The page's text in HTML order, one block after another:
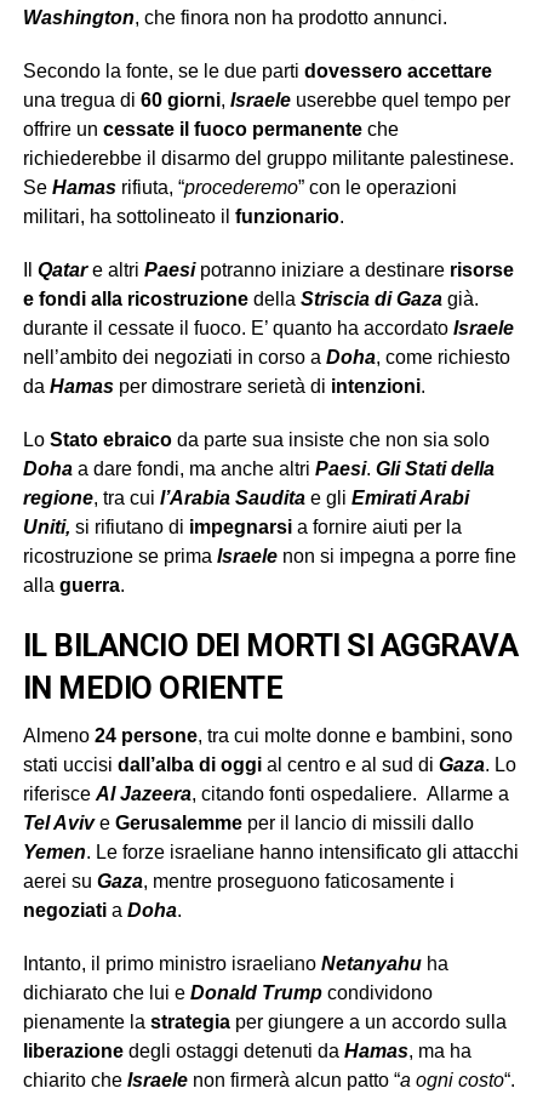
Washington, che finora non ha prodotto annunci.
Secondo la fonte, se le due parti dovessero accettare
una tregua di 60 giorni, Israeleuserebbe quel tempo per
offrire un cessate il fuoco permanenteche
richiederebbe il disarmo del gruppo militante palestinese.
Se Hamasrifiuta, “procederemo” con le operazioni
militari, ha sottolineato il funzionario.
Qatare altri Paesipotranno iniziare a destinare risorse
e fondi alla ricostruzionedella Striscia di Gazagià.
durante il cessate il fuoco. E’ quanto ha accordato Israele
nell’ambito dei negoziati in corso a Doha, come richiesto
da Hamasper dimostrare serietà di intenzioni.
Lo Stato ebraicoda parte sua insiste che non sia solo
Dohaa dare fondi, ma anche altri Paesi. Gli Stati della
regione, tra cui l’Arabia Sauditae gli Emirati Arabi
Uniti, si rifiutano di impegnarsia fornire aiuti per la
ricostruzione se prima Israelenon si impegna a porre fine
alla guerra.
IL BILANCIO DEI MORTI SI AGGRAVA
IN MEDIO ORIENTE
Almeno 24 persone, tra cui molte donne e bambini, sono
stati uccisi dall’alba di oggial centro e al sud di Gaza. Lo
riferisce Al Jazeera, citando fonti ospedaliere. Allarme a
Tel Aviv e Gerusalemmeper il lancio di missili dallo
Yemen. Le forze israeliane hanno intensificato gli attacchi
aerei su Gaza, mentre proseguono faticosamente i
negoziatia Doha.
Intanto, il primo ministro israeliano Netanyahuha
dichiarato che lui e Donald Trumpcondividono
pienamente la strategiaper giungere a un accordo sulla
liberazionedegli ostaggi detenuti da Hamas, ma ha
chiarito che Israelenon firmerà alcun patto “a ogni costo“.